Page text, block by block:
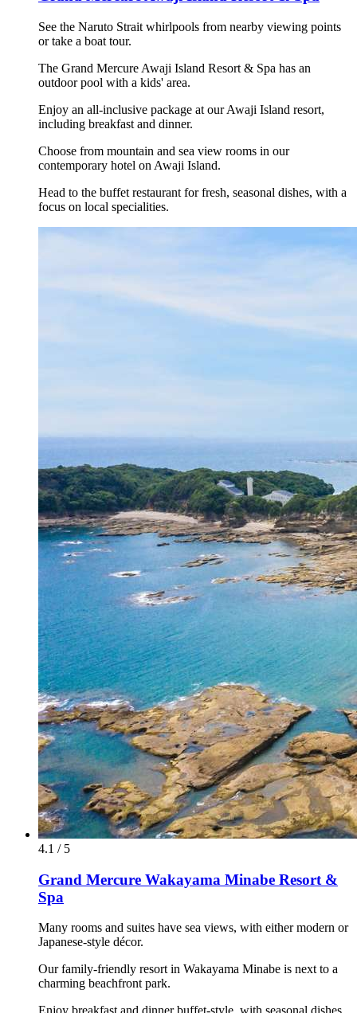
See the Naruto Strait whirlpools from nearby viewing points
or take a boat tour.
The Grand Mercure Awaji Island Resort & Spa has an
outdoor pool with a kids' area.
Enjoy an all-inclusive package at our Awaji Island resort,
including breakfast and dinner.
Choose from mountain and sea view rooms in our
contemporary hotel on Awaji Island.
Head to the buffet restaurant for fresh, seasonal dishes, with a
focus on local specialities.
4.1 / 5
Grand Mercure Wakayama Minabe Resort &
Spa
Many rooms and suites have sea views, with either modern or
Japanese-style décor.
Our family-friendly resort in Wakayama Minabe is next to a
charming beachfront park.